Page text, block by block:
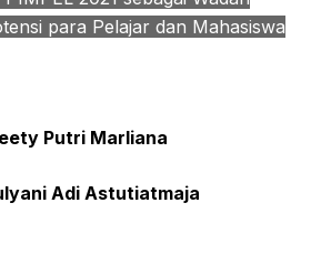
para Pelajar dan Mahasiswa
Putri Marliana
Adi Astutiatmaja